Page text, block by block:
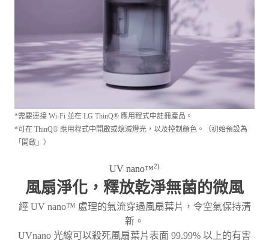
*需要連接 Wi-Fi 並在 LG ThinQ® 應用程式中註冊產品。
*可在 ThinQ® 應用程式中開啟或熄滅燈光，以及控制顏色。（初始預設為
「開啟」）
UV nano™2)
風扇淨化，釋放乾淨無菌的微風
經 UV nano™ 處理的氣流穿過風扇葉片，令空氣保持清
新。
UVnano 光線可以殺死風扇葉片表面 99.99% 以上的有害